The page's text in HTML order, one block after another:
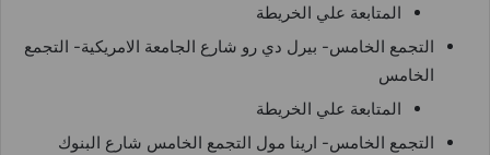
المتابعة علي الخريطة
التجمع الخامس- بيرل دي رو شارع الجامعة الامريكية- التجمع
الخامس
المتابعة علي الخريطة
التجمع الخامس- ارينا مول التجمع الخامس شارع البنوك